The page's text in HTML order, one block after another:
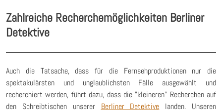
Zahlreiche Recherchemöglichkeiten Berliner
Detektive
Auch die Tatsache, dass für die Fernsehproduktionen nur die
spektakulärsten und unglaublichsten Fälle ausgewählt und
recherchiert werden, führt dazu, dass die "kleineren" Recherchen auf
den Schreibtischen unserer Berliner Detektive landen. Unseren